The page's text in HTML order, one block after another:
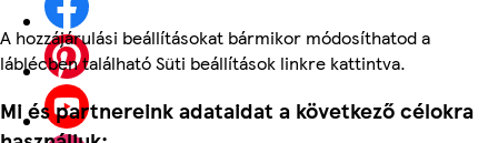
A hozzájárulási beállításokat bármikor módosíthatod a
láblécben található Süti beállítások linkre kattintva.
Mi és partnereink adataidat a következő célokra